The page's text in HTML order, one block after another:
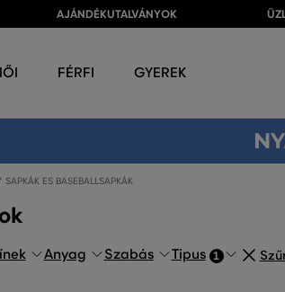
AJÁNDÉKUTALVÁNYOK
FÉRFI GYEREK
SAPKÁK ES BASEBALLSAPKÁK
Anyag Szabás Tipus 1